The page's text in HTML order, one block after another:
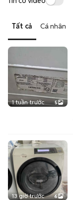
Tất cả Cá nhân
1 tuần trước 5
13 giờ trước 6